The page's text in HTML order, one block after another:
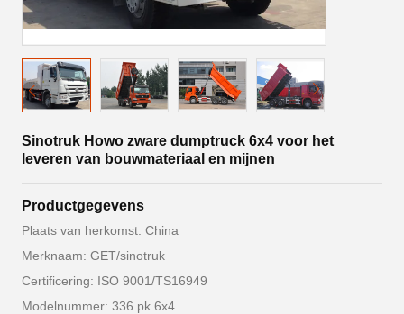
Sinotruk Howo zware dumptruck 6x4 voor het
leveren van bouwmateriaal en mijnen
Productgegevens
Plaats van herkomst: China
Merknaam: GET/sinotruk
Certificering: ISO 9001/TS16949
Modelnummer: 336 pk 6x4